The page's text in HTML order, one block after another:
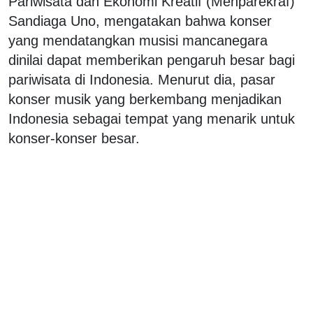
Sandiaga Uno, mengatakan bahwa konser
yang mendatangkan musisi mancanegara
dinilai dapat memberikan pengaruh besar bagi
pariwisata di Indonesia. Menurut dia, pasar
konser musik yang berkembang menjadikan
Indonesia sebagai tempat yang menarik untuk
konser-konser besar.